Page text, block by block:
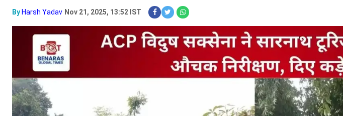
By Harsh Yadav Nov 21, 2025, 13:52 IST